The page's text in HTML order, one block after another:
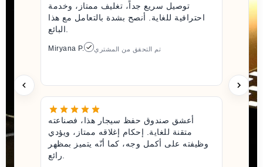
توصيل سريع جداً، تغليف ممتاز، وخدمة
احترافية للغاية. أنصح بشدة بالتعامل مع هذا
Miryana P. تم التحقق من المشتري
أعشق صندوق حفظ سيجار هذا، فصناعته
متقنة للغاية. إحكام إغلاقه ممتاز، ويؤدي
وظيفته على أكمل وجه، كما أنّه يتميز بمظهر